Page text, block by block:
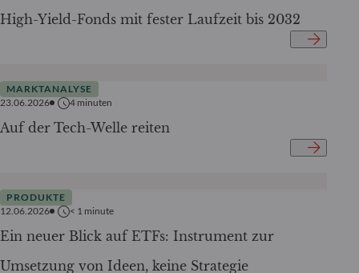
High-Yield-Fonds mit fester Laufzeit bis 2032
MARKTANALYSE
23.06.2026
4 minuten
Auf der Tech-Welle reiten
PRODUKTE
12.06.2026
< 1 minute
Ein neuer Blick auf ETFs: Instrument zur
Umsetzung von Ideen, keine Strategie